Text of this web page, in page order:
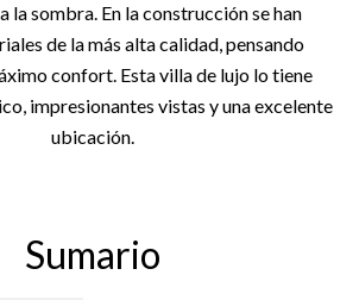
la sombra. En la construcción se han
de la más alta calidad, pensando
confort. Esta villa de lujo lo tiene
impresionantes vistas y una excelente
ubicación.
Sumario